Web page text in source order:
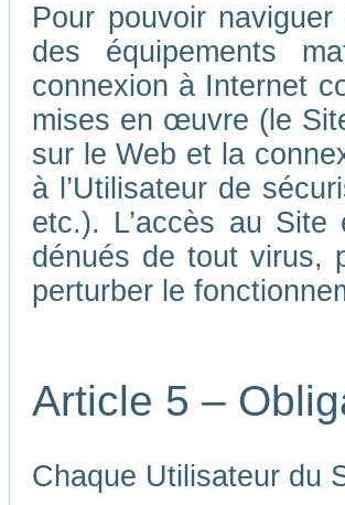
Pour pouvoir
des équipements
connexion à Internet
mises en œuvre (le
sur le Web et la
à l’Utilisateur de
etc.). L’accès au Site
dénués de tout virus,
perturber le
Article 5 –
Chaque Utilisateur du